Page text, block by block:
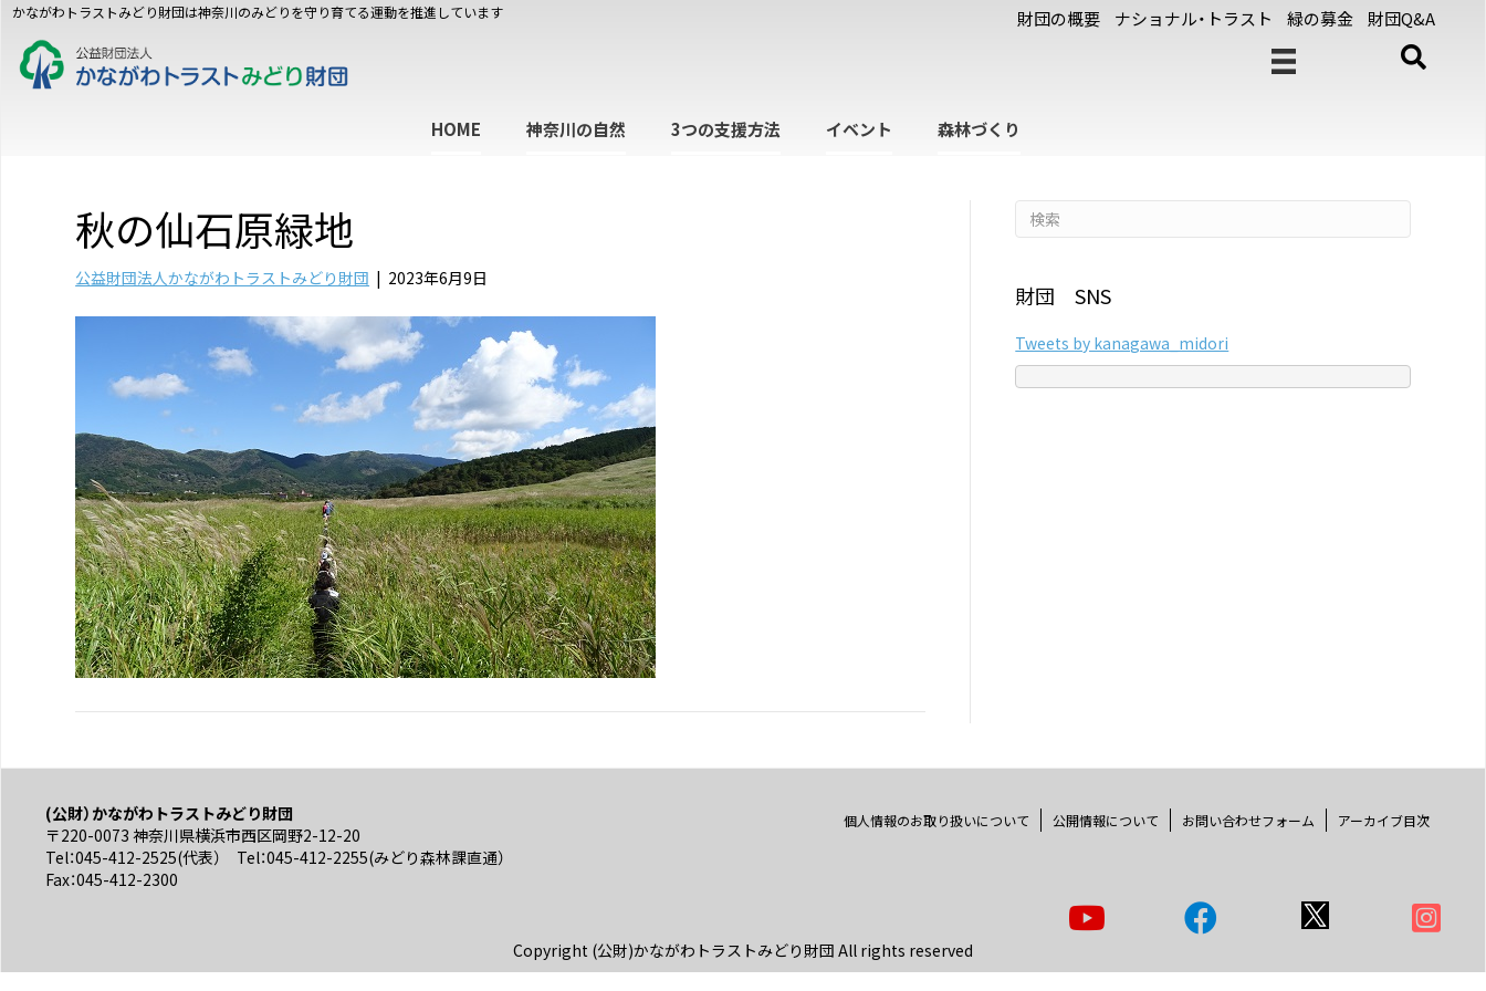
かながわトラストみどり財団は神奈川のみどりを守り育てる運動を推進しています 財団の概要 ナショナル・トラスト 緑の募金 財団Q&A
HOME 神奈川の自然 3つの支援方法 イベント 森林づくり
秋の仙石原緑地
公益財団法人かながわトラストみどり財団 | 2023年6月9日
財団 SNS
Tweets by kanagawa_midori
(公財）かながわトラストみどり財団
〒220-0073 神奈川県横浜市西区岡野2-12-20
Tel：045-412-2525(代表） Tel：045-412-2255(みどり森林課直通）
Fax：045-412-2300
個人情報のお取り扱いについて 公開情報について お問い合わせフォーム アーカイブ目次
Copyright (公財)かながわトラストみどり財団 All rights reserved